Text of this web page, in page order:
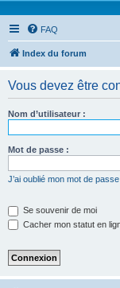
FAQ
Index du forum
Vous devez être
Nom d’utilisateur :
Mot de passe :
J’ai oublié mon mot de passe
Se souvenir de moi
Cacher mon statut en